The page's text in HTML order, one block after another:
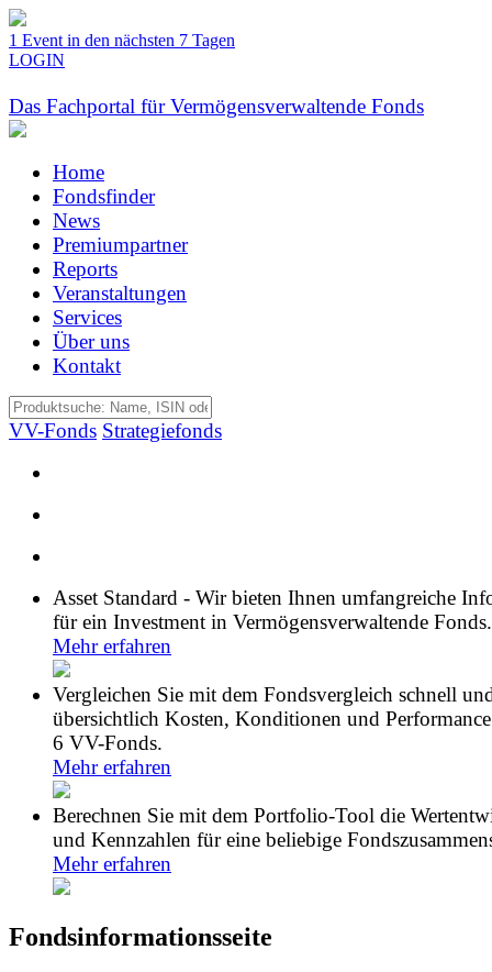
1 Event in den nächsten 7 Tagen
LOGIN
Das Fachportal für Vermögensverwaltende Fonds
Home
Fondsfinder
News
Premiumpartner
Reports
Veranstaltungen
Services
Über uns
Kontakt
VV-Fonds Strategiefonds
Asset Standard - Wir bieten Ihnen umfangreiche
für ein Investment in Vermögensverwaltende Fonds.
Mehr erfahren
Vergleichen Sie mit dem Fondsvergleich schnell
übersichtlich Kosten, Konditionen und
6 VV-Fonds.
Mehr erfahren
Berechnen Sie mit dem Portfolio-Tool die
und Kennzahlen für eine beliebige
Mehr erfahren
Fondsinformationsseite